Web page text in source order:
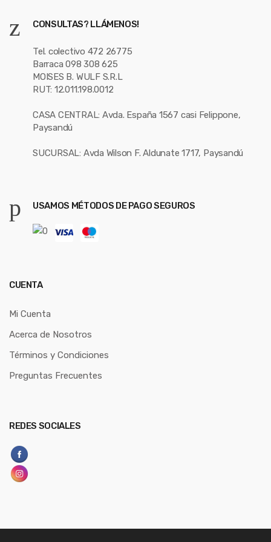
CONSULTAS? LLÁMENOS!
Tel. colectivo 472 26775
Barraca 098 308 625
MOISES B. WULF S.R.L
RUT: 12.011.198.0012
CASA CENTRAL: Avda. España 1567 casi Felippone,
Paysandú
SUCURSAL: Avda Wilson F. Aldunate 1717, Paysandú
USAMOS MÉTODOS DE PAGO SEGUROS
CUENTA
Mi Cuenta
Acerca de Nosotros
Términos y Condiciones
Preguntas Frecuentes
REDES SOCIALES